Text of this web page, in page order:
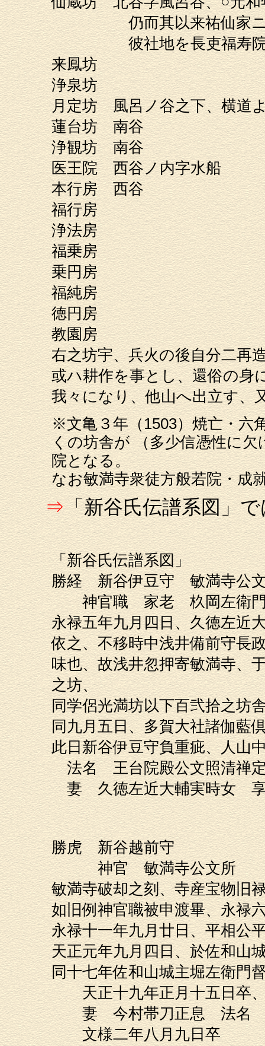
仍而其以来祐仙家ニ代々
彼社地を長吏福寿院汪
来鳳坊
浄泉坊
月定坊 風呂ノ谷之下、横道
蓮台坊 南谷
浄観坊 南谷
医王院 西谷ノ内字
本行房 西
福行房
浄法房
福乗房
乗円房
福純房
徳円房
教園房
右之坊宇、兵火の後自分二再
或ハ耕作を事とし、還俗の身
我々になり、他山へ出立す、
※文亀３年（1503）焼亡・六
くの坊舎が （多少信憑性に
院となる。
なお敏満寺衆徒方般若院・成
⇒「新谷氏伝譜系図」
「新谷氏伝譜系図」
勝経 新谷伊豆守 敏満寺公
神官職 家老 杦岡左衛門尉
永禄五年九月四日、久徳左近
依之、不移時中浅井備前守長
味也、故浅井忽押寄敏満寺、
之坊、
同学侶光満坊以下百弐拾之坊
同九月五日、多賀大社諸伽藍
此日新谷伊豆守負重疵、人山
法名 王台院殿公文照清禅
妻 久徳左近大輔実時女 享
智道
勝虎 新谷越前守
神官 敏満寺公文所
敏満寺破却之刻、寺産宝物旧
如旧例神官職被申渡畢、永禄
永禄十一年九月廿日、平相公
天正元年九月四日、於佐和山
同十七年佐和山城主堀左衛門
天正十九年正月十五日卒、
妻 今村帯刀正息 法名
文様二年八月九日卒